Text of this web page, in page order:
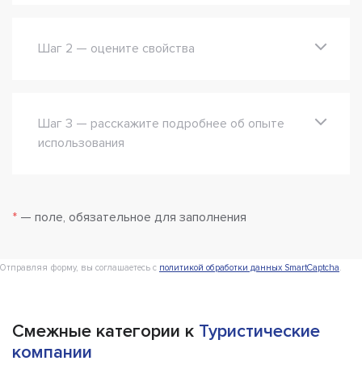
Шаг 2 — оцените свойства
Шаг 3 — расскажите подробнее об опыте
использования
* — поле, обязательное для заполнения
Отправляя форму, вы соглашаетесь с политикой обработки данных SmartCaptcha.
Смежные категории к Туристические
компании